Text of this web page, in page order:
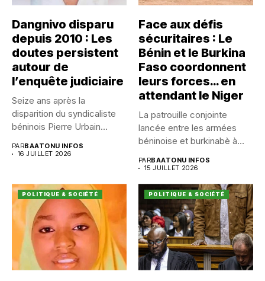
Dangnivo disparu
depuis 2010 : Les
doutes persistent
autour de
l’enquête judiciaire
Seize ans après la
disparition du syndicaliste
béninois Pierre Urbain
PARBAATONU INFOS
16 JUILLET 2026
Face aux défis
sécuritaires : Le
Bénin et le Burkina
Faso coordonnent
leurs forces… en
attendant le Niger
La patrouille conjointe
lancée entre les armées
béninoise et burkinabè à
PARBAATONU INFOS
15 JUILLET 2026
POLITIQUE & SOCIÉTÉ POLITIQUE & SOCIÉTÉ